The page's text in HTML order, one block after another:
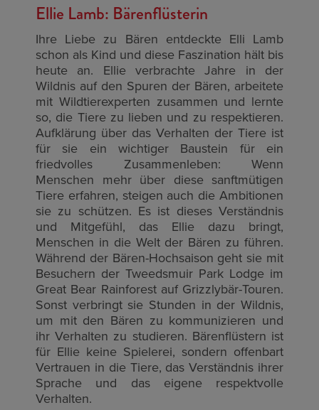
Ellie Lamb: Bärenflüsterin
Ihre Liebe zu Bären entdeckte Elli Lamb
schon als Kind und diese Faszination hält bis
heute an. Ellie verbrachte Jahre in der
Wildnis auf den Spuren der Bären, arbeitete
mit Wildtierexperten zusammen und lernte
so, die Tiere zu lieben und zu respektieren.
Aufklärung über das Verhalten der Tiere ist
für sie ein wichtiger Baustein für ein
friedvolles Zusammenleben: Wenn
Menschen mehr über diese sanftmütigen
Tiere erfahren, steigen auch die Ambitionen
sie zu schützen. Es ist dieses Verständnis
und Mitgefühl, das Ellie dazu bringt,
Menschen in die Welt der Bären zu führen.
Während der Bären-Hochsaison geht sie mit
Besuchern der Tweedsmuir Park Lodge im
Great Bear Rainforest auf Grizzlybär-Touren.
Sonst verbringt sie Stunden in der Wildnis,
um mit den Bären zu kommunizieren und
ihr Verhalten zu studieren. Bärenflüstern ist
für Ellie keine Spielerei, sondern offenbart
Vertrauen in die Tiere, das Verständnis ihrer
Sprache und das eigene respektvolle
Verhalten.